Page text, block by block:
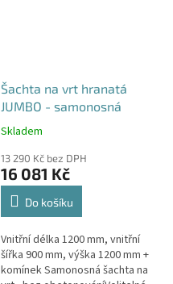
Šachta na vrt hranatá
JUMBO - samonosná
Průměrné
produktu
je
5,0
hvězdiček.
Skladem
13 290 Kč bez DPH
16 081 Kč
Do košíku
Vnitřní délka 1200 mm, vnitřní
šířka 900 mm, výška 1200 mm +
komínek Samonosná šachta na